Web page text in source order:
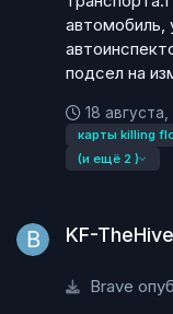
автомобиль,
подсел на
18 августа,
карты killing
(и ещё 2 )
KF-
Brave